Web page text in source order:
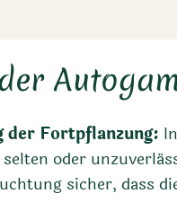
der Fortpflanzung:
oder
sicher, dass